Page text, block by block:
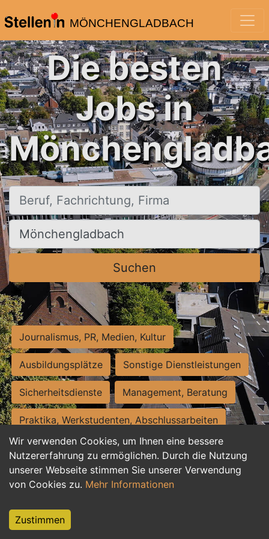
MÖNCHENGLADBACH
Wir verwenden Cookies, um Ihnen eine bessere
Nutzererfahrung zu ermöglichen. Durch die Nutzung
unserer Webseite stimmen Sie unserer Verwendung
von Cookies zu. Mehr Informationen
Zustimmen
Die besten
Jobs in
Beruf, Fachrichtung, Firma
Ort, Stadt
Suchen
Journalismus, PR, Medien, Kultur
Ausbildungsplätze Sonstige Dienstleistungen
Sicherheitsdienste Management, Beratung
Praktika, Werkstudenten, Abschlussarbeiten
Personalwesen Assistenz, Sekretariat
Hilfskräfte, Aushilfs- und Nebenjobs
Weiterbildung, Studium, duale Ausbildung